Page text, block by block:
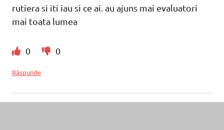
rutiera si iti iau si ce ai. au ajuns mai evaluatori
mai toata lumea
0 0
Răspunde